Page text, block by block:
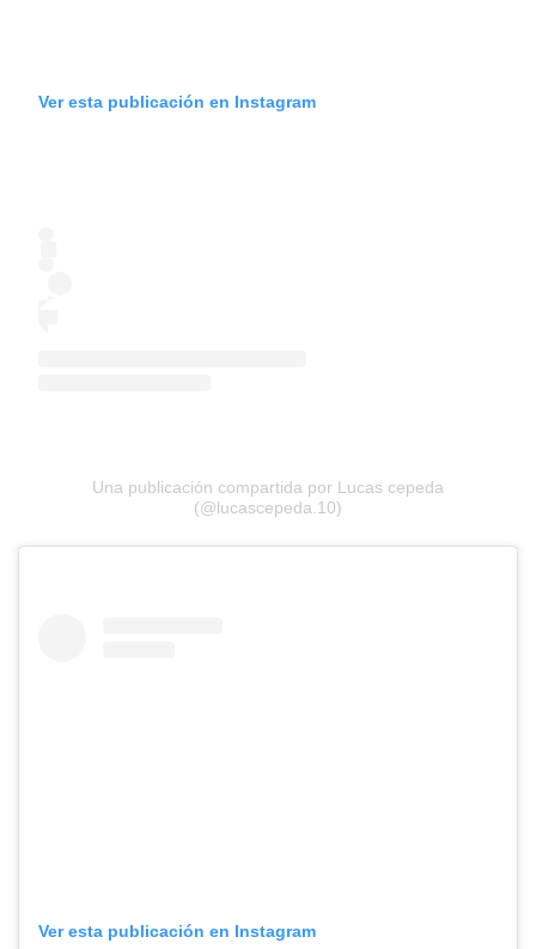
Ver esta publicación en Instagram
Una publicación compartida por Lucas cepeda
(@lucascepeda.10)
Ver esta publicación en Instagram